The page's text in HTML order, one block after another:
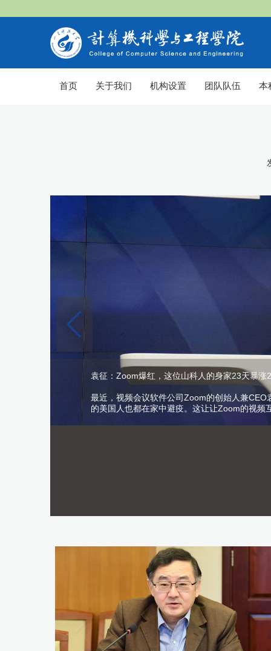
首页 关于我们 机构设置 团队队伍 本
袁征：Zoom爆红，这位山科人的身家23天暴涨
最近，视频会议软件公司Zoom的创始人兼
的美国人也都在家中避疫。这让让Zoom的视